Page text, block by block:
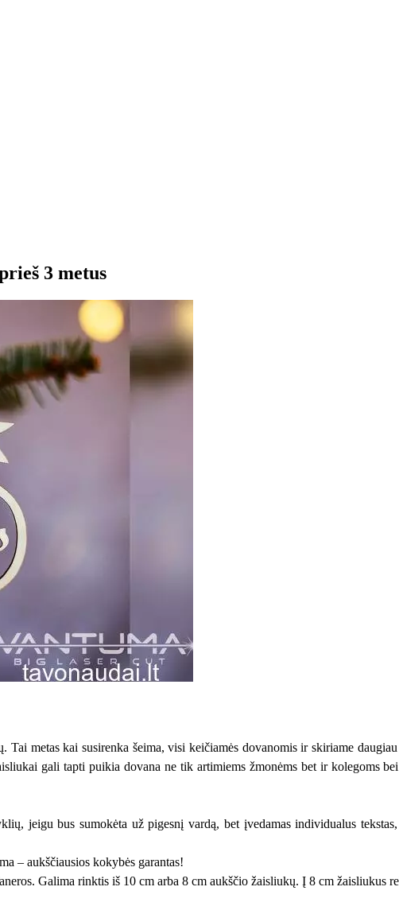
3 metus
Tai metas kai susirenka šeima, visi keičiamės dovanomis ir skiriame
gali tapti puikia dovana ne tik artimiems žmonėms bet ir kolegoms
jeigu bus sumokėta už pigesnį vardą, bet įvedamas individualus
– aukščiausios kokybės garantas!
Galima rinktis iš 10 cm arba 8 cm aukščio žaisliukų. Į 8 cm žaisliukus